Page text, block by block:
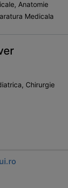
Anatomie
Medicala
Chirurgie